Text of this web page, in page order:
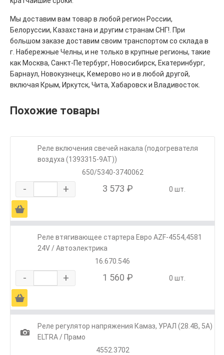
Мы доставим вам товар в любой регион России,
Белоруссии, Казахстана и другим странам СНГ!. При
большом заказе доставим своим транспортом со склада в
г. Набережные Челны, и не только в крупные регионы, такие
как Москва, Санкт-Петербург, Новосибирск, Екатеринбург,
Барнаул, Новокузнецк, Кемерово но и в любой другой,
включая Крым, Иркутск, Чита, Хабаровск и Владивосток.
Похожие товары
Реле включения свечей накала (подогревателя
воздуха (1393315-9АТ))
650/5340-3740062
- + 3 573 ₽ 0 шт.
Ä
Реле втягивающее стартера Евро AZF-4554,4581
24V / Автоэлектрика
16.670.546
- + 1 560 ₽ 0 шт.
Ä
1
Реле регулятор напряжения Камаз, УРАЛ (28.4В, 5А)
ELTRA / Прамо
4552.3702